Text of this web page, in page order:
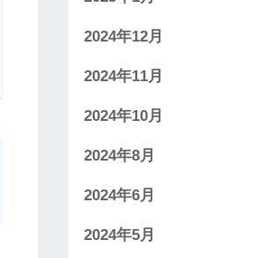
2024年12月
2024年11月
2024年10月
2024年8月
2024年6月
2024年5月